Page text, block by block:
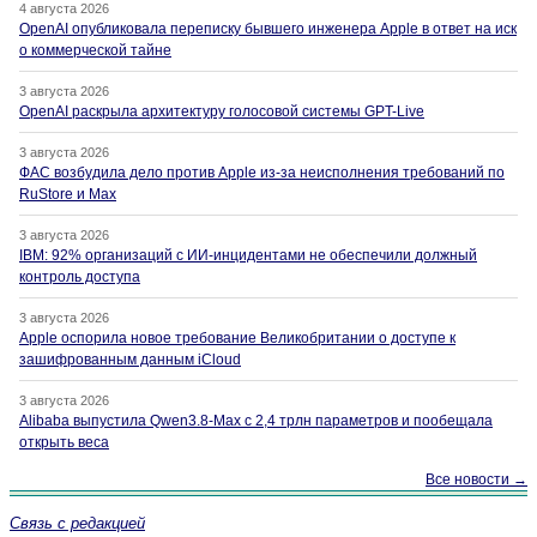
4 августа 2026
OpenAI опубликовала переписку бывшего инженера Apple в ответ на иск
о коммерческой тайне
3 августа 2026
OpenAI раскрыла архитектуру голосовой системы GPT-Live
3 августа 2026
ФАС возбудила дело против Apple из-за неисполнения требований по
RuStore и Max
3 августа 2026
IBM: 92% организаций с ИИ-инцидентами не обеспечили должный
контроль доступа
3 августа 2026
Apple оспорила новое требование Великобритании о доступе к
зашифрованным данным iCloud
3 августа 2026
Alibaba выпустила Qwen3.8-Max с 2,4 трлн параметров и пообещала
открыть веса
Все новости →
Связь с редакцией